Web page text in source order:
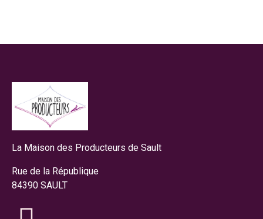
La Maison des Producteurs de Sault
Rue de la République
84390 SAULT